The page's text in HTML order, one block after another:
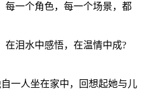
每一个角色，每一个场景，都
在泪水中感悟，在温情中成?
一人坐在家中，回想起她与儿